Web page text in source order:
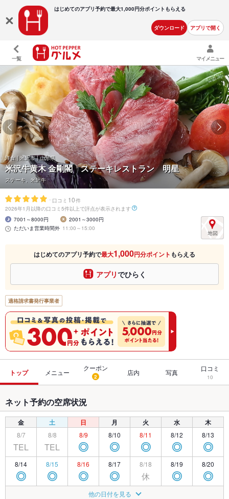
はじめてのアプリ予約で最大1,000円分ポイントもらえる
ダウンロード アプリで開く
一覧 マイメニュー
洋食 | 米沢市 | 山形県
米沢牛黄木 金剛閣 ステーキレストラン 明星
ステーキ、米沢牛
- 口コミ 10件
2026年1月以降の口コミ5件以上で評点が表示されます
7001～8000円
2001～3000円
ただいま営業時間外 11:00～15:00
はじめてのアプリ予約で最大1,000円分ポイント もらえる
アプリでひらく
適格請求書発行事業者
トップ メニュー
クーポン
2 店内 写真 口コミ
10
ネット予約の空席状況
金 土 日 月 火 水 木
8/7
TEL
8/8
TEL
8/9
◎
8/10
◎
8/11
◎
8/12
◎
8/13
◎
8/14
◎
8/15
◎
8/16
◎
8/17
◎
8/18
休
8/19
◎
8/20
◎
8/23 8/24 8/25
他の日付を見る